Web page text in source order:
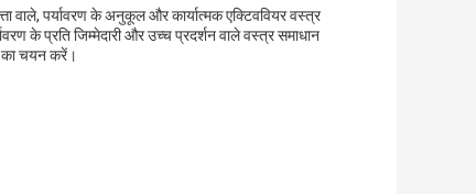
वाले, पर्यावरण के अनुकूल और कार्यात्मक एक्टिववियर वस्त्र
के प्रति जिम्मेदारी और उच्च प्रदर्शन वाले वस्त्र समाधान
का चयन करें।